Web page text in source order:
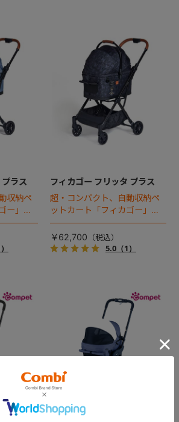
ラス
収納ペ
ー」に
新登
フィカゴー フリッタ プラス
超・コンパクト、自動収納ペ
ットカート「フィカゴー」に
キャビン着脱タイプが新登
場！
￥62,700
5.0（1）